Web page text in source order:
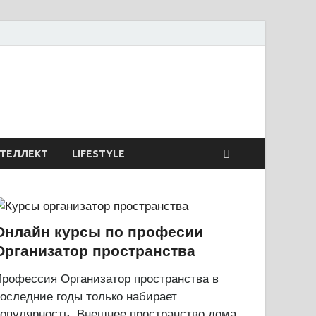
LIFESTYLE
курсы по професии
пространства
Организатор пространства в
годы только набирает